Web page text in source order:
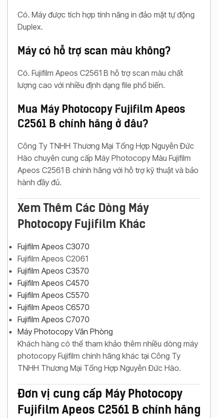
Có. Máy được tích hợp tính năng in đảo mặt tự động
Duplex.
Máy có hỗ trợ scan màu không?
Có. Fujifilm Apeos C2561 B hỗ trợ scan màu chất
lượng cao với nhiều định dạng file phổ biến.
Mua Máy Photocopy Fujifilm Apeos
C2561 B chính hãng ở đâu?
Công Ty TNHH Thương Mại Tổng Hợp Nguyễn Đức
Hào chuyên cung cấp Máy Photocopy Màu Fujifilm
Apeos C2561 B chính hãng với hỗ trợ kỹ thuật và bảo
hành đầy đủ.
Xem Thêm Các Dòng Máy
Photocopy Fujifilm Khác
Fujifilm Apeos C3070
Fujifilm Apeos C2061
Fujifilm Apeos C3570
Fujifilm Apeos C4570
Fujifilm Apeos C5570
Fujifilm Apeos C6570
Fujifilm Apeos C7070
Máy Photocopy Văn Phòng
Khách hàng có thể tham khảo thêm nhiều dòng máy
photocopy Fujifilm chính hãng khác tại Công Ty
TNHH Thương Mại Tổng Hợp Nguyễn Đức Hào.
Đơn vị cung cấp Máy Photocopy
Fujifilm Apeos C2561 B chính hãng